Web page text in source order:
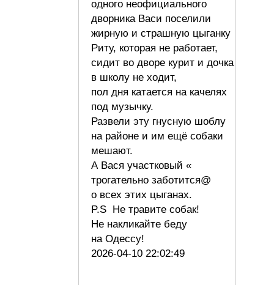
одного неофициального
дворника Васи поселили
жирную и страшную цыганку
Риту, которая не работает,
сидит во дворе курит и дочка
в школу не ходит,
пол дня катается на качелях
под музычку.
Развели эту гнусную шоблу
на районе и им ещё собаки
мешают.
А Вася участковый «
трогательно заботится@
о всех этих цыганах.
P.S Не травите собак!
Не накликайте беду
на Одессу!
2026-04-10 22:02:49